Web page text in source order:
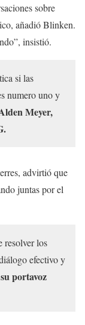
sobre
añadió Blinken.
insistió.
si las
numero uno y
Meyer,
advirtió que
juntas por el
resolver los
efectivo y
portavoz